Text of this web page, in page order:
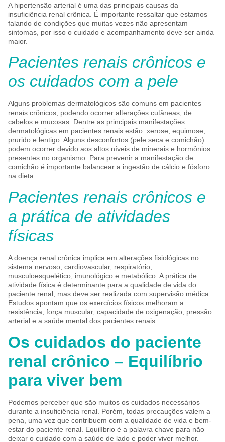
A hipertensão arterial é uma das principais causas da
insuficiência renal crônica. É importante ressaltar que estamos
falando de condições que muitas vezes não apresentam
sintomas, por isso o cuidado e acompanhamento deve ser ainda
maior.
Pacientes renais crônicos e
os cuidados com a pele
Alguns problemas dermatológicos são comuns em pacientes
renais crônicos, podendo ocorrer alterações cutâneas, de
cabelos e mucosas. Dentre as principais manifestações
dermatológicas em pacientes renais estão: xerose, equimose,
prurido e lentigo. Alguns desconfortos (pele seca e comichão)
podem ocorrer devido aos altos níveis de minerais e hormônios
presentes no organismo. Para prevenir a manifestação de
comichão é importante balancear a ingestão de cálcio e fósforo
na dieta.
Pacientes renais crônicos e
a prática de atividades
físicas
A doença renal crônica implica em alterações fisiológicas no
sistema nervoso, cardiovascular, respiratório,
musculoesquelético, imunológico e metabólico. A prática de
atividade física é determinante para a qualidade de vida do
paciente renal, mas deve ser realizada com supervisão médica.
Estudos apontam que os exercícios físicos melhoram a
resistência, força muscular, capacidade de oxigenação, pressão
arterial e a saúde mental dos pacientes renais.
Os cuidados do paciente
renal crônico – Equilíbrio
para viver bem
Podemos perceber que são muitos os cuidados necessários
durante a insuficiência renal. Porém, todas precauções valem a
pena, uma vez que contribuem com a qualidade de vida e bem-
estar do paciente renal. Equilíbrio é a palavra chave para não
deixar o cuidado com a saúde de lado e poder viver melhor.